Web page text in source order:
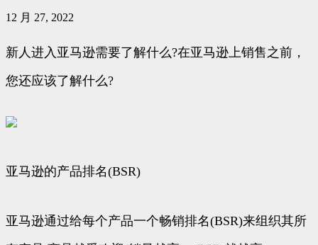
12 月 27, 2022
新人进入亚马逊需要了解什么?在亚马逊上销售之前，
您还应该了解什么?
亚马逊的产品排名(BSR)
亚马逊通过给每个产品一个畅销排名(BSR)来组织其所